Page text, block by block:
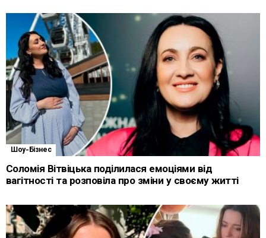
Шоу-Бізнес
Соломія Вітвіцька поділилася емоціями від
вагітності та розповіла про зміни у своєму житті